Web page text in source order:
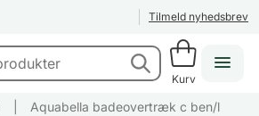
Tilmeld nyhedsbrev
Kurv
Aquabella badeovertræk c ben/l